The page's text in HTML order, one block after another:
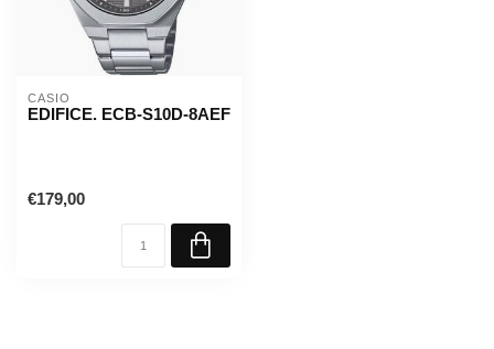
CASIO
EDIFICE. ECB-S10D-8AEF
€179,00